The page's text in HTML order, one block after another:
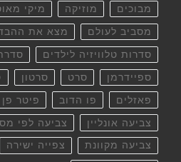
מבוכים מוזיקה מיקי
מסביב לעולם מצא את
סדרות טלוויזיה לילדים
ספיידרמן סרט סרטון
פאזלים פו הדוב פיטר פן
צביעה אונליין צביעה לפי
צביעה מקוונת צפייה ישירה